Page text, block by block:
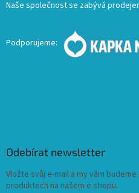
Naše společnost se zabývá
Podporujeme:
Odebírat newsletter
Vložte svůj e-mail a my vám
produktech na našem e-shopu.